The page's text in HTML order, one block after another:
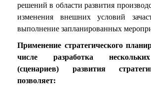
решений в области развития
изменения внешних условий
выполнение запланированных
Применение стратегического
числе разработка
(сценариев) развития
позволяет: